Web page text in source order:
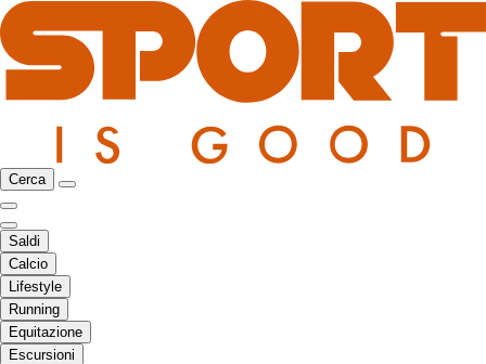
Cerca
Saldi
Calcio
Lifestyle
Running
Equitazione
Escursioni